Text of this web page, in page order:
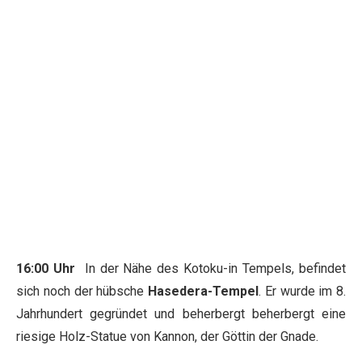
16:00 Uhr In der Nähe des Kotoku-in Tempels, befindet
sich noch der hübsche Hasedera-Tempel. Er wurde im 8.
Jahrhundert gegründet und beherbergt beherbergt eine
riesige Holz-Statue von Kannon, der Göttin der Gnade.